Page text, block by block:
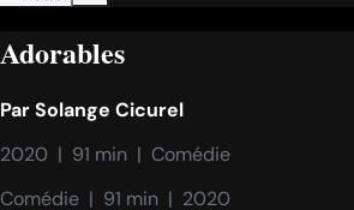
Adorables
ParSolange Cicurel
2020  |  91 min  |  Comédie
Comédie  |  91 min  |  2020